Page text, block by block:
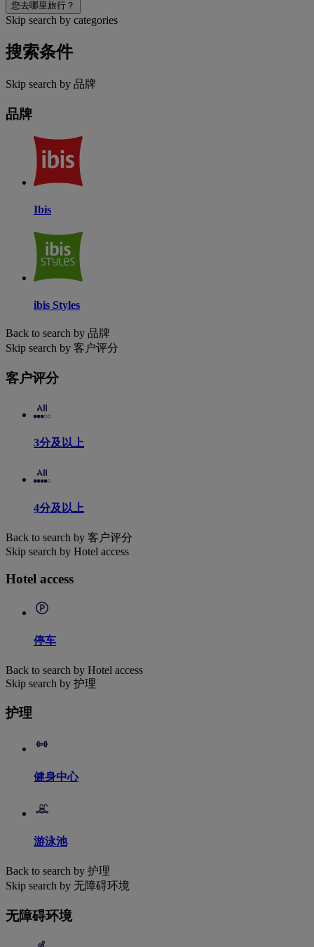
您去哪里旅行？
Skip search by categories
搜索条件
Skip search by 品牌
品牌
Ibis
ibis Styles
Back to search by 品牌
Skip search by 客户评分
客户评分
3分及以上
4分及以上
Back to search by 客户评分
Skip search by Hotel access
Hotel access
停车
Back to search by Hotel access
Skip search by 护理
护理
健身中心
游泳池
Back to search by 护理
Skip search by 无障碍环境
无障碍环境